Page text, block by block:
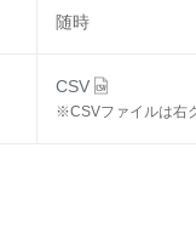
随時
CSV
※CSVファイルは右